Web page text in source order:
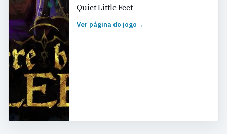
Quiet Little Feet
Ver página do jogo→